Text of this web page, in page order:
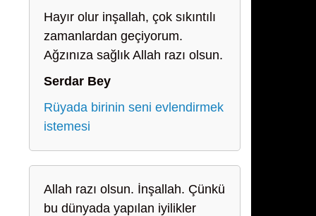
Hayır olur inşallah, çok sıkıntılı
zamanlardan geçiyorum.
Ağzınıza sağlık Allah razı olsun.
Serdar Bey
Rüyada birinin seni evlendirmek
istemesi
Allah razı olsun. İnşallah. Çünkü
bu dünyada yapılan iyilikler